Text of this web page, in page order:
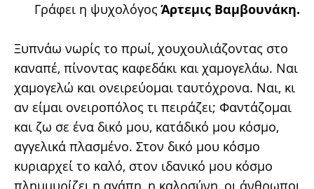
Γράφει η ψυχολόγοςΆρτεμις Βαμβουνάκη.
Ξυπνάω νωρίς το πρωί, χουχουλιάζοντας στο
καναπέ, πίνοντας καφεδάκι και χαμογελάω. Ναι
χαμογελώ και ονειρεύομαι ταυτόχρονα. Ναι, κι
αν είμαι ονειροπόλος τι πειράζει; Φαντάζομαι
και ζω σε ένα δικό μου, κατάδικό μου κόσμο,
αγγελικά πλασμένο. Στον δικό μου κόσμο
κυριαρχεί το καλό, στον ιδανικό μου κόσμο
πλημμυρίζει η αγάπη, η καλοσύνη, οι άνθρωποι